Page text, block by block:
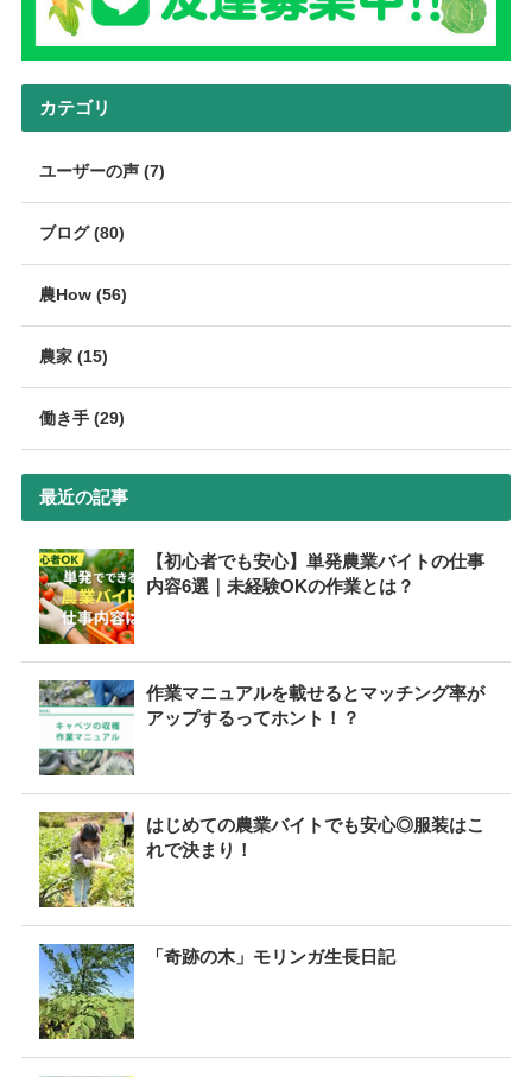
カテゴリ
ユーザーの声 (7)
ブログ (80)
農How (56)
農家 (15)
働き手 (29)
最近の記事
【初心者でも安心】単発農業バイトの仕事
内容6選｜未経験OKの作業とは？
作業マニュアルを載せるとマッチング率が
アップするってホント！？
はじめての農業バイトでも安心◎服装はこ
れで決まり！
「奇跡の木」モリンガ生長日記